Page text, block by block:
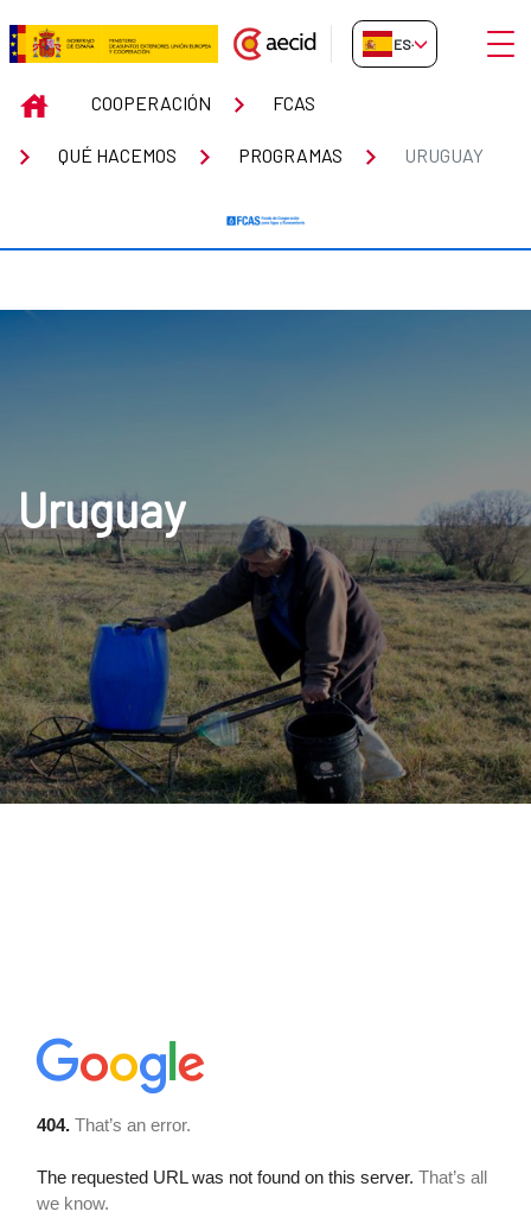
Saltar al contenido principal
Uruguay
ES-ES Abrir
INICIOCOOPERACIÓN FCAS
QUÉ HACEMOS PROGRAMAS URUGUAY
Uruguay